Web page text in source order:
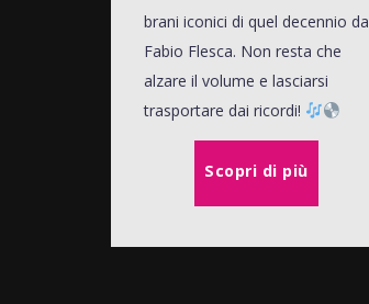
brani iconici di quel decennio da
Fabio Flesca. Non resta che
alzare il volume e lasciarsi
trasportare dai ricordi!
Scopri di più